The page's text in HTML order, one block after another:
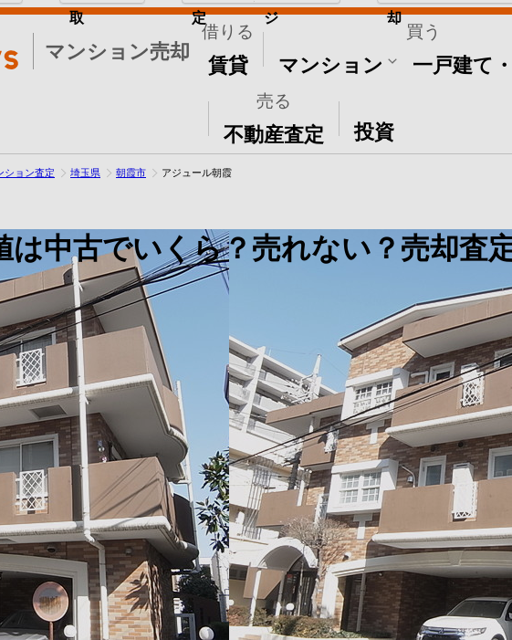
マンション売却
借りる
賃貸
買う
マンション 一戸建て
売る
不動産査定
その他
投資
取 定 ジ 却
ション査定 埼玉県 朝霞市 アジュール朝霞
は中古でいくら？売れない？売却査